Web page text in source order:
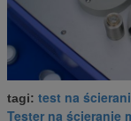
tagi: test na
Tester na ścieranie